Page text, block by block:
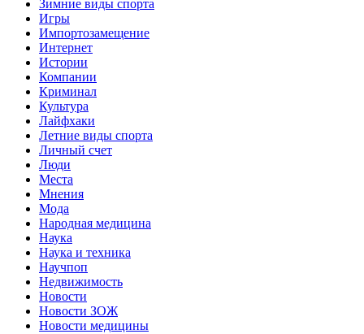
Зимние виды спорта
Игры
Импортозамещение
Интернет
Истории
Компании
Криминал
Культура
Лайфхаки
Летние виды спорта
Личный счет
Люди
Места
Мнения
Мода
Народная медицина
Наука
Наука и техника
Научпоп
Недвижимость
Новости
Новости ЗОЖ
Новости медицины